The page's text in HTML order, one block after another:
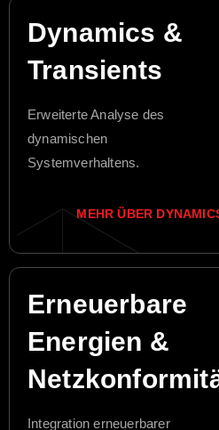
Dynamics &
Transients
Erweiterte Analyse des
dynamischen
Systemverhaltens.
MEHR ÜBER
Erneuerbare
Energien &
Integration erneuerbarer